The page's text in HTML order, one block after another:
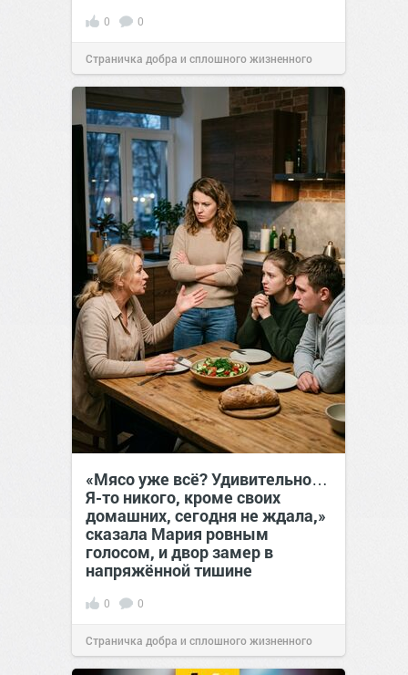
0 0
Страничка добра и сплошного жизненного
позитива!13:38Сегодня
«Мясо уже всё? Удивительно…
Я-то никого, кроме своих
домашних, сегодня не ждала,»
сказала Мария ровным
голосом, и двор замер в
напряжённой тишине
0 0
Страничка добра и сплошного жизненного